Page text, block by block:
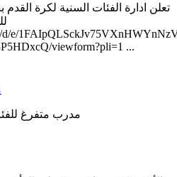
تعلن ادارة الفئات السنية لكرة
d/e/
viewform?pli=1 ...